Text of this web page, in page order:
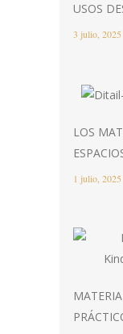
USOS
3 julio, 2025
LOS
1 julio, 2025